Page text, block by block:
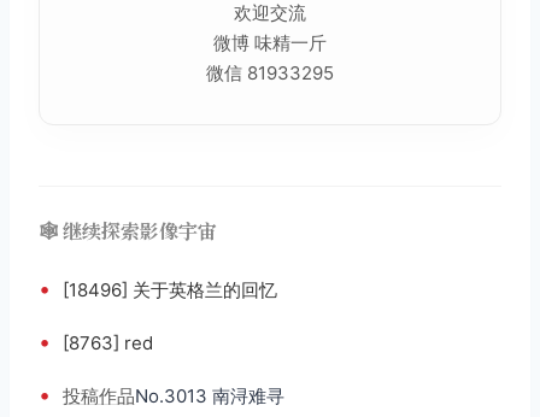
欢迎交流
微博 味精一斤
微信 81933295
🕸️ 继续探索影像宇宙
• [18496] 关于英格兰的回忆
• [8763] red
• 投稿作品No.3013 南浔难寻